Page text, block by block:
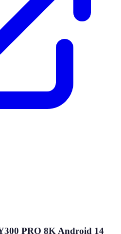
PRO 8K Android 14